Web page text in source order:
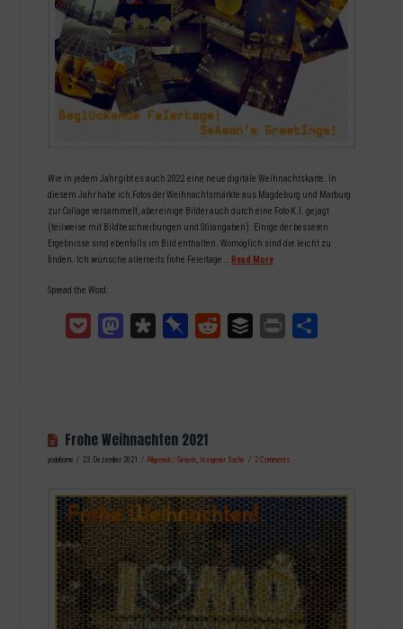
Wie in jedem Jahr gibt es auch 2022 eine neue digitale Weihnachtskarte. In
diesem Jahr habe ich Fotos der Weihnachtsmärkte aus Magdeburg und Marburg
zur Collage versammelt, aber einige Bilder auch durch eine Foto-K.I. gejagt
(teilweise mit Bildbeschreibungen und Stilangaben). Einige der besseren
Ergebnisse sind ebenfalls im Bild enthalten. Womöglich sind die leicht zu
finden. Ich wünsche allerseits frohe Feiertage … Read More
Spread the Word:
Pocket MastodonDiasporaPinboardReddit Buffer Print
Frohe Weihnachten 2021
yodahome 23. Dezember 2021 Allgemein / Generic, In eigener Sache 2 Comments